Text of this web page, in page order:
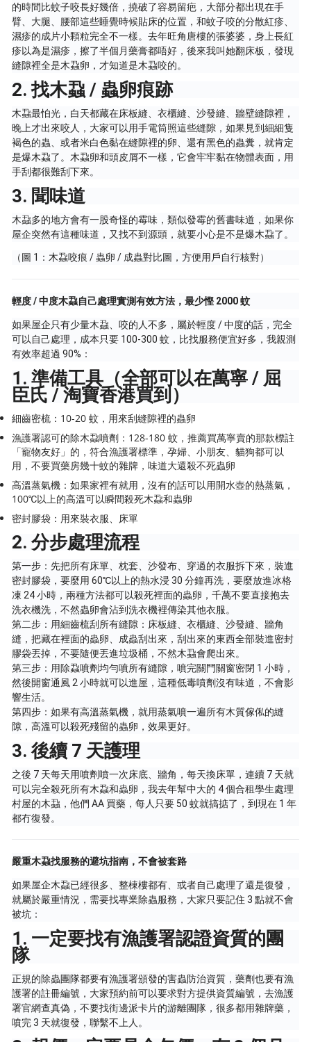
的時間比蚊子咬長好幾倍，撓破了容易留疤，大部分都出現在手
臂、大腿、腰部這些睡覺時候貼床的位置，和蚊子咬的分散紅疹、
濕疹的成片小顆粒完全不一樣。去年旺角唐樓的張婆婆，身上長紅
疹以為是濕疹，擦了半個月藥膏都唔好，後來我叫她翻床板，發現
縫隙裡全是木蝨卵，才知道是木蝨咬的。
2. 找木蝨 / 蟲卵痕跡
木蝨最怕光，白天都藏在床板縫、衣櫃縫、沙發縫、牆壁縫隙裡，
晚上才出來咬人，大家可以用手電筒照這些縫隙，如果見到細細隻
褐色的蟲、或者米白色黏在縫隙裡的卵、還有黑色的蟲糞，就肯定
是爆木蝨了。木蝨卵和頭皮屑不一樣，它會牢牢黏在物體表面，用
手刮都很難刮下來。
3. 聞味道
木蝨多的地方會有一股奇怪的霉味，類似發霉的舊書味道，如果你
屋企突然有這種味道，又找不到源頭，就要小心是不是爆木蝨了。
（圖 1：木蝨咬痕 / 蟲卵 / 成蟲對比圖，方便用戶自行核對）
輕度 / 中度木蝨自己處理實測有效方法，最少慳 2000 蚊
如果屋企只有少量木蝨、咬的人不多，屬於輕度 / 中度的話，完全
可以自己處理，成本只要 100-300 蚊，比找服務便宜好多，我親測
有效率超過 90%：
1. 準備工具（全部可以在萬寧 / 屈
臣氏 / 淘寶香港買到）
細齒密梳：10-20 蚊，用來刮縫隙裡的蟲卵
漁護署認可的除木蝨噴劑：128-180 蚊，推薦買萬寧賣的那款標註
「寵物友好」的，符合漁護署標準，孕婦、小朋友、貓狗都可以
用，不要買藥房幾十蚊的雜牌，味道大還殺不死蟲卵
高溫蒸氣機：如果家裡有就用，沒有的話可以用開水壺的熱蒸氣，
100℃以上的高溫可以瞬間殺死木蝨和蟲卵
密封膠袋：用來裝衣服、床單
2. 分步處理流程
第一步：先把所有床單、枕套、沙發布、穿過的衣服拆下來，裝進
密封膠袋，要麼用 60℃以上的熱水浸 30 分鐘再洗，要麼放進冰格
凍 24 小時，兩種方法都可以殺死裡面的蟲卵，千萬不要直接抱去
洗衣機洗，不然蟲卵會沾到洗衣機裡傳染其他衣服。
第二步：用細齒梳刮所有縫隙：床板縫、衣櫃縫、沙發縫、牆角
縫，把藏在裡面的蟲卵、成蟲刮出來，刮出來的東西全部裝進密封
膠袋丟掉，不要隨便丟進垃圾桶，不然木蝨會爬出來。
第三步：用除蝨噴劑均勻噴所有縫隙，噴完關門關窗密閉 1 小時，
然後開窗通風 2 小時就可以進屋，這種低毒噴劑沒有味道，不會影
響生活。
第四步：如果有高溫蒸氣機，就用蒸氣噴一遍所有木質傢俬的縫
隙，高溫可以殺死殘留的蟲卵，效果更好。
3. 後續 7 天護理
之後 7 天每天用噴劑噴一次床底、牆角，每天換床單，連續 7 天就
可以完全殺死所有木蝨和蟲卵，我去年幫中大的 4 個合租學生處理
村屋的木蝨，他們 AA 買藥，每人只要 50 蚊就搞掂了，到現在 1 年
都冇復發。
嚴重木蝨找服務的避坑指南，不會被套路
如果屋企木蝨已經很多、整棟樓都有、或者自己處理了還是復發，
就屬於嚴重情況，需要找專業除蟲服務，大家只要記住 3 點就不會
被坑：
1. 一定要找有漁護署認證資質的團
隊
正規的除蟲團隊都要有漁護署頒發的害蟲防治資質，藥劑也要有漁
護署的註冊編號，大家預約前可以要求對方提供資質編號，去漁護
署官網查真偽，不要找街邊派卡片的游離團隊，很多都用雜牌藥，
噴完 3 天就復發，聯繫不上人。